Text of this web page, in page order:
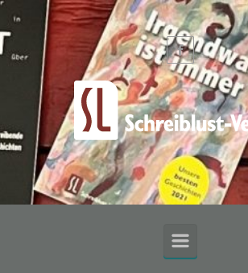
Zum Hauptinhalt springen